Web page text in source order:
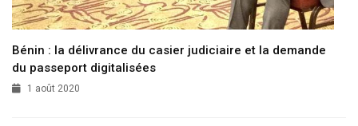
Bénin : la délivrance du casier judiciaire et la demande
du passeport digitalisées
1 août 2020